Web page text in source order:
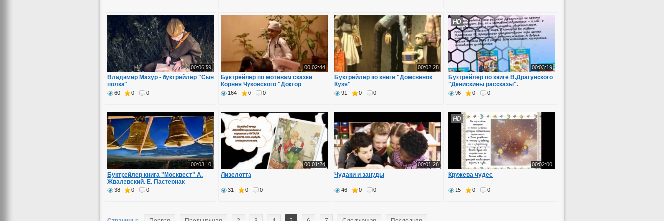
00:06:59
Владимир Мазур - буктрейлер "Сын
полка"
60 0 0
00:02:44
Буктрейлер по мотивам сказки
Корнея Чуковского "Доктор
Айболит"
164 0 0
00:02:28
Буктрейлер по книге "Домовенок
Кузя"
91 0 0
00:03:19
HD
Буктрейлер по книге В.Драгунского
"Денискины рассказы".
96 0 0
00:03:10
Буктрейлер книга "Москвест" А.
Жвалевский, Е. Пастернак
38 0 0
00:01:24
Лизелотта
31 0 0
00:01:26
Чудаки и зануды
46 0 0
00:02:00
HD
Кружева чудес
15 0 0